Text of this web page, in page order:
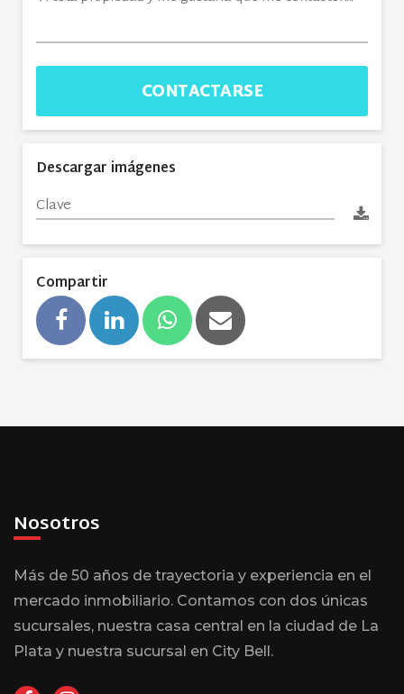
CONTACTARSE
Descargar imágenes
Compartir
Nosotros
Más de 50 años de trayectoria y experiencia en el
mercado inmobiliario. Contamos con dos únicas
sucursales, nuestra casa central en la ciudad de La
Plata y nuestra sucursal en City Bell.